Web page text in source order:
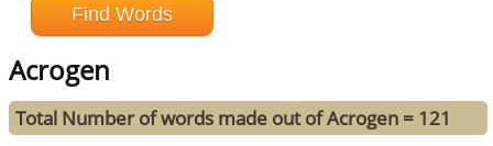
Acrogen
Total Number of words made out of Acrogen = 121